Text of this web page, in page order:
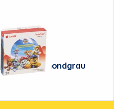
Tonies Toniebox 2 Full Play Starterset mondgrau